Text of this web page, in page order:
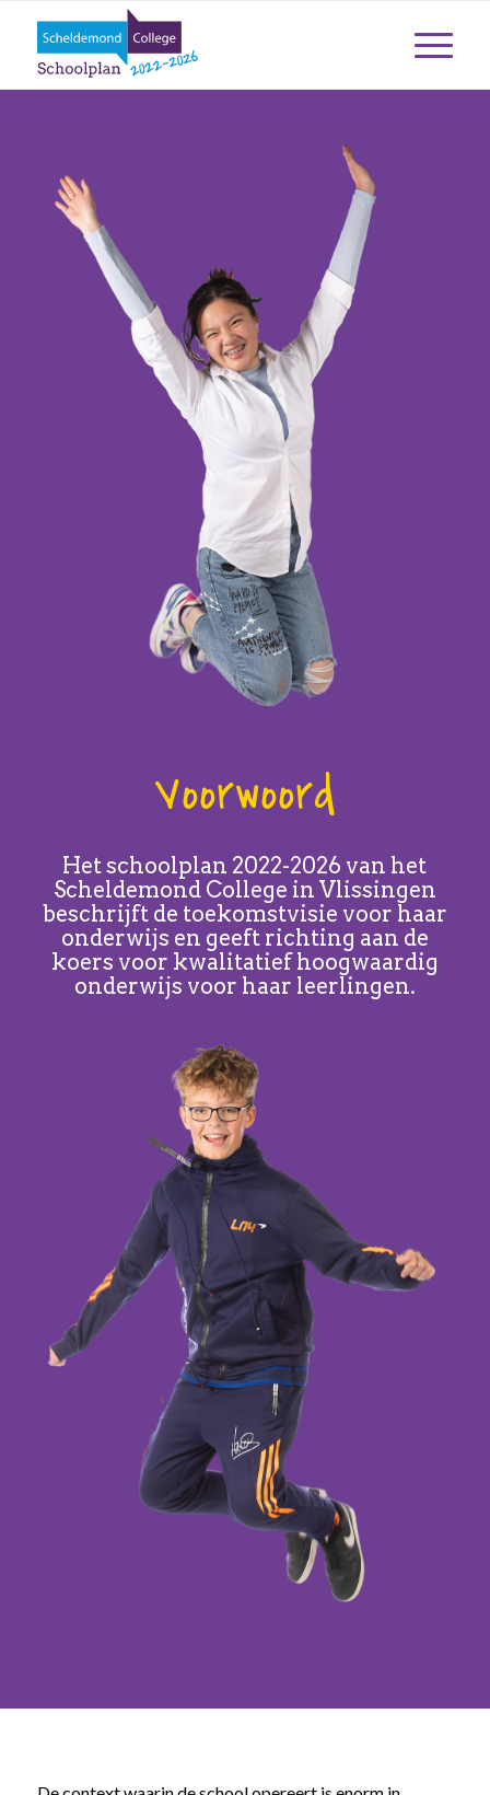
Voorwoord
Het schoolplan 2022-2026 van het
Scheldemond College in Vlissingen
beschrijft de toekomstvisie voor haar
onderwijs en geeft richting aan de
koers voor kwalitatief hoogwaardig
onderwijs voor haar leerlingen.